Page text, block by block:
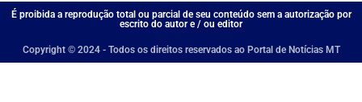
É proibida a reprodução total ou parcial de seu conteúdo sem a autorização por
escrito do autor e / ou editor
Copyright © 2024 - Todos os direitos reservados ao Portal de Notícias MT